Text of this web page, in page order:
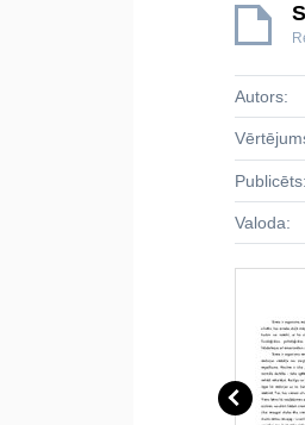
Autors:
Publicēts:
Valoda: